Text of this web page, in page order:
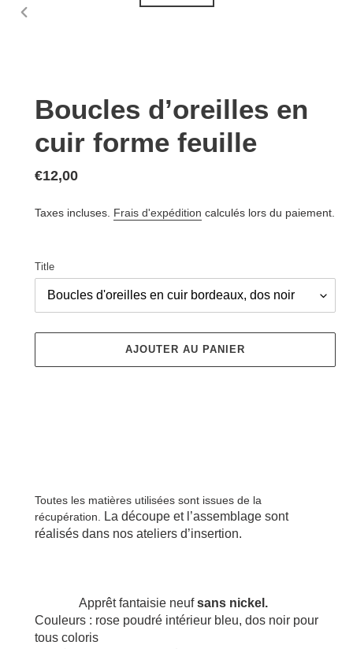
Boucles d’oreilles en
cuir forme feuille
Prix
€12,00
Taxes incluses. Frais d'expédition calculés lors du paiement.
Title
AJOUTER AU PANIER
produit
votre
Toutes les matières utilisées sont issues de la
récupération.
La découpe et l’assemblage sont
réalisés dans nos ateliers d’insertion.
              Apprêt fantaisie neuf
sans nickel.
Couleurs : rose poudré intérieur bleu, dos noir pour
tous coloris